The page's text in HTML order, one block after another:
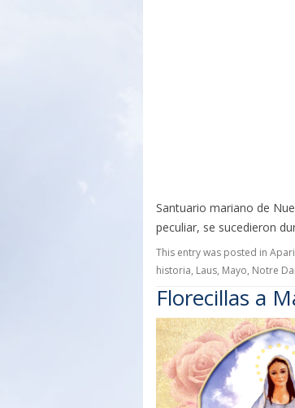
Santuario mariano de
peculiar, se sucedieron
This entry was posted in
historia, Laus, Mayo, Notre
Florecillas a